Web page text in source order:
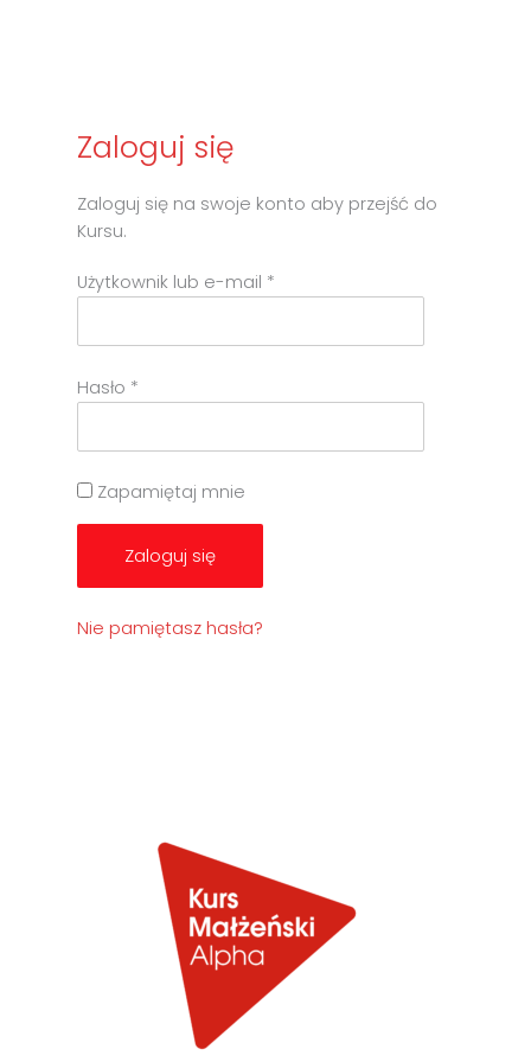
Zaloguj się
Zaloguj się na swoje konto aby przejść do
Kursu.​
Użytkownik lub e-mail *
Hasło *
Zapamiętaj mnie
Zaloguj się
Nie pamiętasz hasła?